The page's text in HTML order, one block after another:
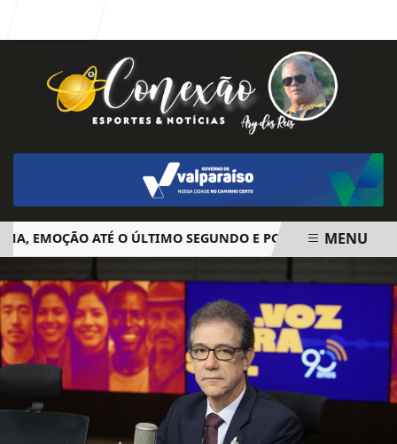
ATÉ O ÚLTIMO SEGUNDO E POLÊMICA. BIGMENU